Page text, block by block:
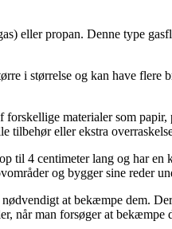
eller propan. Denne type
i størrelse og kan have flere
materialer som
tilbehør eller ekstra
til 4 centimeter lang og har
og bygger sine reder
at bekæmpe dem.
når man forsøger at